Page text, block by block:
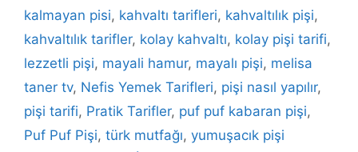
kalmayan pisi, kahvaltı tarifleri, kahvaltılık pişi,
kahvaltılık tarifler, kolay kahvaltı, kolay pişi tarifi,
lezzetli pişi, mayali hamur, mayalı pişi, melisa
taner tv, Nefis Yemek Tarifleri, pişi nasıl yapılır,
pişi tarifi, Pratik Tarifler, puf puf kabaran pişi,
Puf Puf Pişi, türk mutfağı, yumuşacık pişi